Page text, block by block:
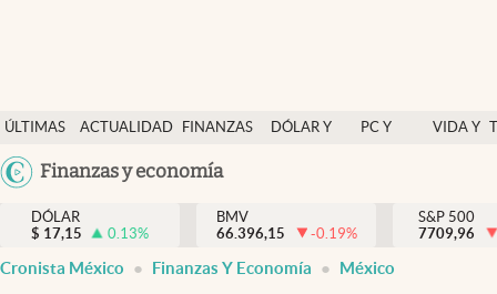
ÚLTIMAS
NOTICIAS
ACTUALIDAD
FINANZAS
DÓLAR Y
PC Y
VIDA Y
México
Finanzas y economía
Actualidad
Finanzas y economía
Dólar y mercados
DÓLAR
$ 17,15 0.13%
BMV
66.396,15
-0.19%
S&P 500
7709,96
Cronista México Finanzas Y Economía México